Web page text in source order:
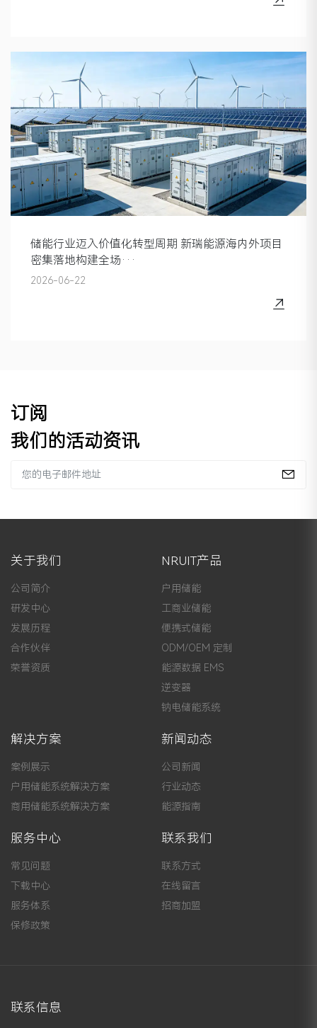
储能行业迈入价值化转型周期 新瑞能源海内外项目
密集落地构建全场···
2026-06-22
订阅
我们的活动资讯
关于我们
公司简介
研发中心
发展历程
合作伙伴
荣誉资质
NRUIT产品
户用储能
工商业储能
便携式储能
ODM/OEM 定制
能源数据 EMS
逆变器
钠电储能系统
解决方案
案例展示
户用储能系统解决方案
商用储能系统解决方案
新闻动态
公司新闻
行业动态
能源指南
服务中心
常见问题
下载中心
服务体系
保修政策
联系我们
联系方式
在线留言
招商加盟
联系信息